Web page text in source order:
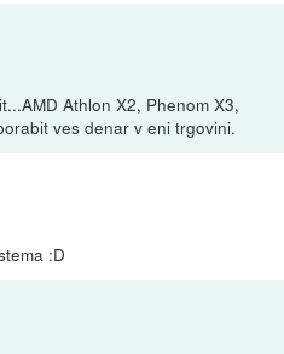
Athlon X2, Phenom X3,
ves denar v eni trgovini.
:D